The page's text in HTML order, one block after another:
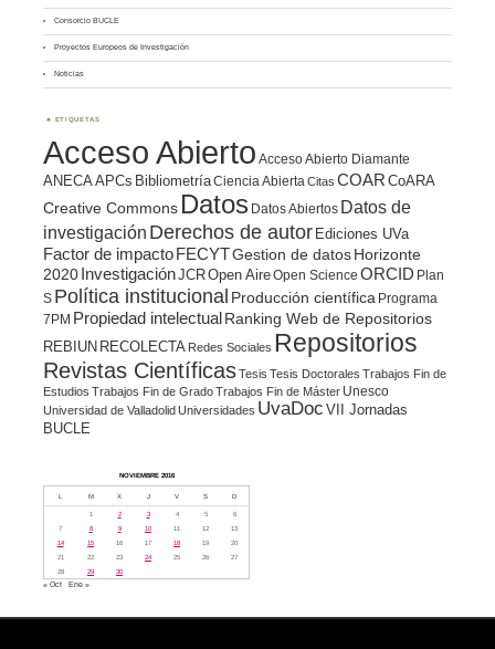
Consorcio BUCLE
Proyectos Europeos de Investigación
Noticias
ETIQUETAS
Acceso Abierto Acceso Abierto Diamante
ANECA APCs BibliometríaCiencia Abierta Citas COAR CoARA
Creative Commons Datos Datos Abiertos Datos de
investigación Derechos de autor Ediciones UVa
Factor de impacto FECYTGestion de datosHorizonte
2020 InvestigaciónJCROpen AireOpen Science ORCID Plan
S Política institucional Producción científica Programa
7PM Propiedad intelectualRanking Web de Repositorios
REBIUN RECOLECTA Redes Sociales Repositorios
Revistas CientíficasTesis Tesis Doctorales Trabajos Fin de
Estudios Trabajos Fin de GradoTrabajos Fin de Máster Unesco
Universidad de ValladolidUniversidades UvaDoc VII Jornadas
BUCLE
NOVIEMBRE 2016
L M X J V S D
1 2 3 4 5
6
7
8 9 10 11 12
13
14
15 16 17 18 19
20
21
22 23 24 25 26
27
28
29 30
« Oct Ene »